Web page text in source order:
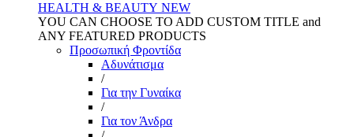
HEALTH & BEAUTY NEW
YOU CAN CHOOSE TO ADD CUSTOM TITLE and
ANY FEATURED PRODUCTS
Προσωπική Φροντίδα
Αδυνάτισμα
/
Για την Γυναίκα
/
Για τον Άνδρα